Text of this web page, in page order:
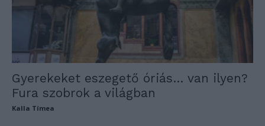
Gyerekeket eszegető óriás… van ilyen?
Fura szobrok a világban
Kalla Tímea